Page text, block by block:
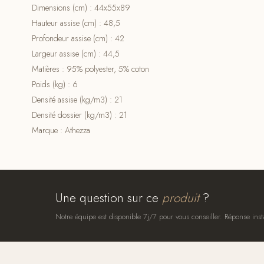
Dimensions (cm) : 44x55x89
Hauteur assise (cm) : 48,5
Profondeur assise (cm) : 42
Largeur assise (cm) : 44,5
Matières : 95% polyester, 5% coton
Poids (kg) : 6
Densité assise (kg/m3) : 21
Densité dossier (kg/m3) : 21
Marque : Athezza
Une question sur ce produit?
Notre équipe est disponible 7j/7 pour vous conseiller. Réponse